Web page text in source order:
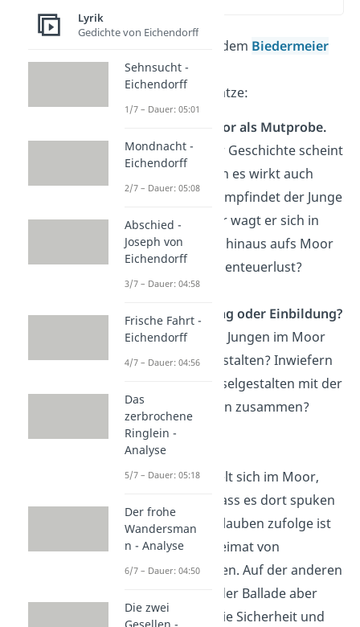
Für die Ballade aus dem Biedermeier
gibt es mehrere
Interpretationsansätze:
Weg durchs Moor als Mutprobe.
Das Moor in der Geschichte scheint
bedrohlich, doch es wirkt auch
abenteuerlich. Empfindet der Junge
nur Angst? Oder wagt er sich in
einer Mutprobe hinaus aufs Moor
und verspürt Abenteuerlust?
Echte Bedrohung oder Einbildung?
Erscheinen dem Jungen im Moor
wirklich Spukgestalten? Inwiefern
hängen die Gruselgestalten mit der
Angst des Jungen zusammen?
Aberglaube
Der Junge gruselt sich im Moor,
denn er weiß, dass es dort spuken
soll. Dem Aberglauben zufolge ist
das Moor die Heimat von
unerlösten Seelen. Auf der anderen
Seite gibt es in der Ballade aber
auch Begriffe, die Sicherheit und
Lyrik
Gedichte von Eichendorff
Sehnsucht -
Eichendorff
1/7 – Dauer: 05:01
Mondnacht -
Eichendorff
2/7 – Dauer: 05:08
Abschied -
Joseph von
Eichendorff
3/7 – Dauer: 04:58
Frische Fahrt -
Eichendorff
4/7 – Dauer: 04:56
Das
zerbrochene
Ringlein -
Analyse
5/7 – Dauer: 05:18
Der frohe
Wandersman
n - Analyse
6/7 – Dauer: 04:50
Die zwei